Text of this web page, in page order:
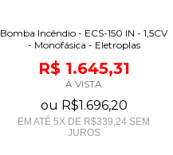
Bomba Incêndio - ECS-150 IN - 1,5CV
- Monofásica - Eletroplas
R$ 1.645,31
À VISTA
ou R$1.696,20
EM ATÉ 5X DE R$339,24 SEM
JUROS